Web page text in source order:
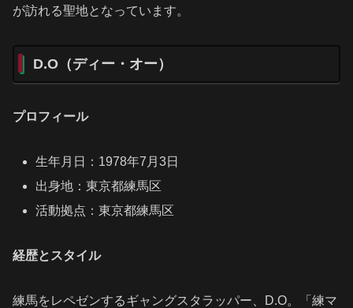
が訪れる聖地となっています。
D.O（ディー・オー）
プロフィール
生年月日：1978年7月3日
出身地：東京都練馬区
活動拠点：東京都練馬区
経歴とスタイル
練馬をレペゼンするギャングスタラッパー、D.O。「練マ